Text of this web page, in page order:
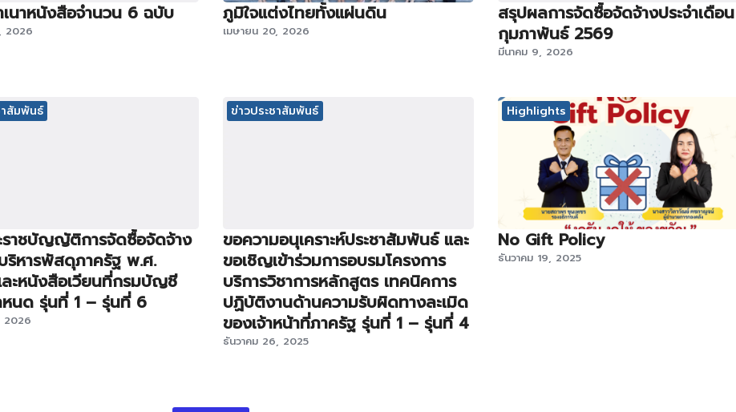
นาหนังสือจำนวน 6 ฉบับ
2026
ภูมิใจแต่งไทยทั้งแผ่นดิน
เมษายน 20, 2026
สรุปผลการจัดซื้อจัดจ้างประจำเดือน
กุมภาพันธ์ 2569
มีนาคม 9, 2026
สัมพันธ์
ราชบัญญัติการจัดซื้อจัดจ้าง
ริหารพัสดุภาครัฐ พ.ศ.
ะหนังสือเวียนที่กรมบัญชี
หนด รุ่นที่ 1 – รุ่นที่ 6
2026
ข่าวประชาสัมพันธ์
ขอความอนุเคราะห์ประชาสัมพันธ์ และ
ขอเชิญเข้าร่วมการอบรมโครงการ
บริการวิชาการหลักสูตร เทคนิคการ
ปฏิบัติงานด้านความรับผิดทางละเมิด
ของเจ้าหน้าที่ภาครัฐ รุ่นที่ 1 – รุ่นที่ 4
ธันวาคม 26, 2025
Highlights
No Gift Policy
ธันวาคม 19, 2025